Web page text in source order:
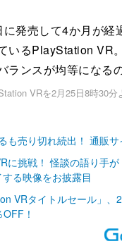
発売して4か月が経
いるPlayStation VR
ランスが均等になる
VRを2月25日8時30分
も売り切れ続出！ 通販
に挑戦！ 怪談の語り手
る映像をお披露目
VRタイトルセール」
！